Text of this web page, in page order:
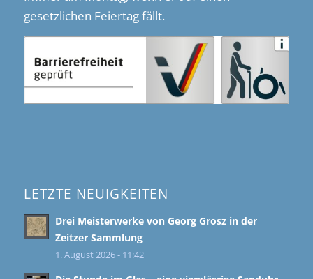
gesetzlichen Feiertag fällt.
LETZTE NEUIGKEITEN
Drei Meisterwerke von Georg Grosz in der
Zeitzer Sammlung
1. August 2026 - 11:42